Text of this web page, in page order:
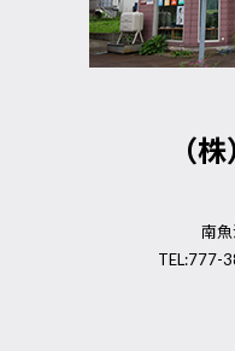
（
南
TEL:777-